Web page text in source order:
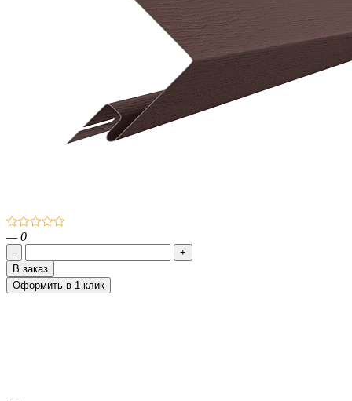
— 0
-
+
В заказ
Оформить в 1 клик